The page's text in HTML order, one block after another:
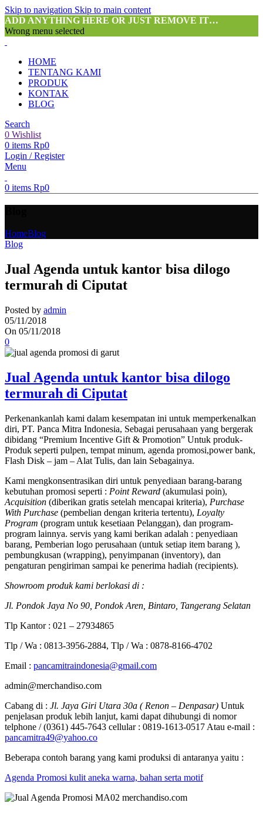
Skip to navigation Skip to main content
ADD ANYTHING HERE OR JUST REMOVE IT…
Wrong menu selected
HOME
TENTANG KAMI
PRODUK
KONTAK
BLOG
Search
0 Wishlist
0 items Rp0
Login / Register
Menu
0 items Rp0
HomeBlog
Blog
Jual Agenda untuk kantor bisa dilogo
termurah di Ciputat
Posted by admin
05/11/2018
On 05/11/2018
0
Jual Agenda untuk kantor bisa dilogo
termurah di Ciputat
Perkenankanlah kami dalam kesempatan ini untuk memperkenalkan
diri, PT. Panca Mitra Indonesia, Sebagai perusahaan yang bergerak
dibidang “Premium Incentive Gift & Promotion” Untuk produk-
Produk seperti pulpen, tempat minum, agenda promosi,power bank,
Flash Disk – jam – Alat Tulis, dan lain Sebagainya.
Kami mengkonsentrasikan diri untuk penyediaan barang-barang
kebutuhan promosi seperti : Point Reward (akumulasi poin),
Acquisition (diberikan gratis setelah mencapai kriteria), Purchase
With Purchase (pembelian dengan kriteria tertentu), Loyalty
Program (program untuk kesetiaan Pelanggan), dan program-
program lainnya. servis yang kami berikan adalah : penyediaan
barang, Pemberian logo perusahaan (untuk setiap item barang ),
pembungkusan (wrapping), penyimpanan (inventory), dan
pengaturan pengiriman sampai ke penerima hadiah (recipients).
Showroom produk kami berlokasi di :
Jl. Pondok Jaya No 90, Pondok Aren, Bintaro, Tangerang Selatan
Tlp Kantor : 021 – 27934865
Tlp / Wa : 0813-3956-2884, Tlp / Wa : 0878-8166-4702
Email : pancamitraindonesia@gmail.com
admin@merchandiso.com
Cabang di : Jl. Jaya Giri Utara 30a ( Renon – Denpasar) Untuk
penjelasan produk lebih lanjut, kami dapat dihubungi di nomor
telphone / (0361) 445-7643 cellular : 0819-1613-0517 Atau e-mail :
pancamitra49@yahoo.co
Beberapa contoh barang yang kami produksi di antaranya yaitu :
Agenda Promosi kulit aneka warna, bahan serta motif